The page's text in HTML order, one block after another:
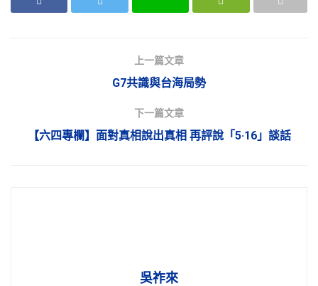
上一篇文章
G7共識與台海局勢
下一篇文章
【六四專欄】面對真相說出真相 再評說「5·16」談話
吳祚來